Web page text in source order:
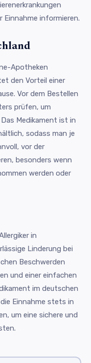
informieren.
Apotheken
den Vorteil einer
Vor dem Bestellen
prüfen, um
Medikament ist in
sodass man je
vor der
besonders wenn
werden oder
in
Linderung bei
Beschwerden
und einer einfachen
im deutschen
Einnahme stets in
um eine sichere und